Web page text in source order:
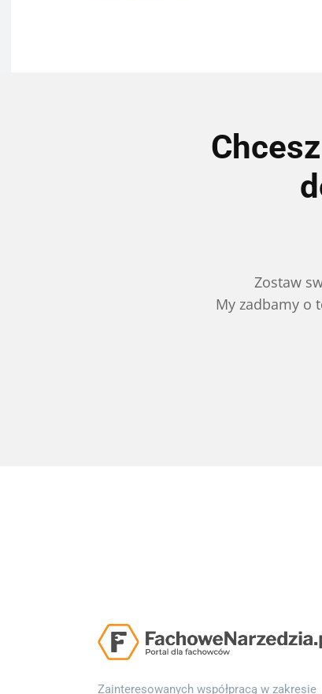
Zostaw
My zadbamy o
Zainteresowanych współpracą w zakresie